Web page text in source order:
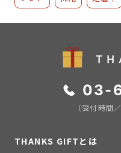
03-
（受付時間
THANKS GIFTとは